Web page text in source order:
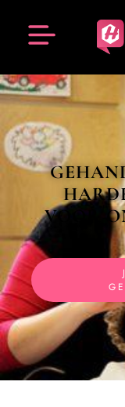
VOOR